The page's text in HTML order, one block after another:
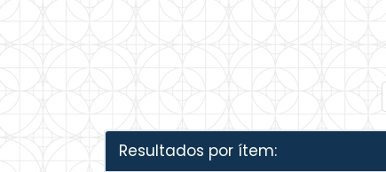
Resultados por ítem: